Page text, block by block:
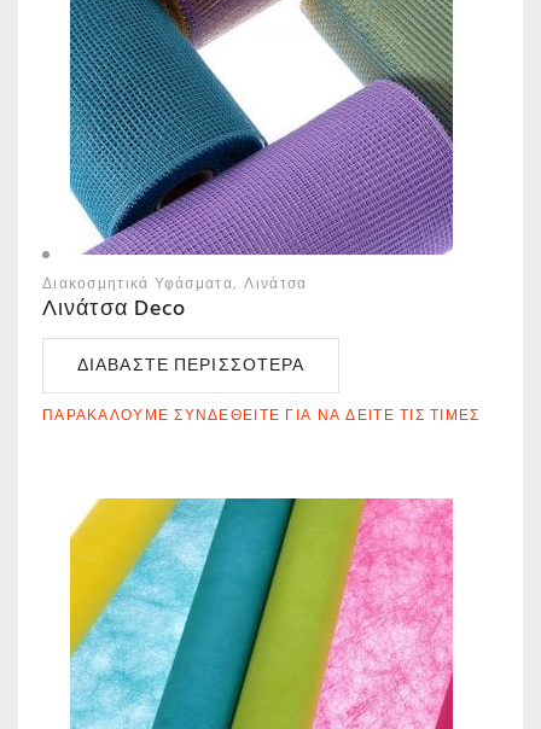
Διακοσμητικά Υφάσματα Λινάτσα
Λινάτσα Deco
ΔΙΑΒΆΣΤΕ ΠΕΡΙΣΣΌΤΕΡΑ
ΠΑΡΑΚΑΛΟΎΜΕ ΣΥΝΔΕΘΕΊΤΕ ΓΙΑ ΝΑ ΔΕΊΤΕ ΤΙΣ ΤΙΜΈΣ